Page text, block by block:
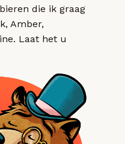
die ik graag
Amber,
Laat het u